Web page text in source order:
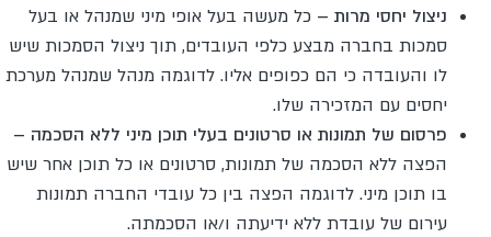
ניצול יחסי מרות – כל מעשה בעל אופי מיני שמנהל או בעל
סמכות בחברה מבצע כלפי העובדים, תוך ניצול הסמכות שיש
לו והעובדה כי הם כפופים אליו. לדוגמה מנהל שמנהל מערכת
יחסים עם המזכירה שלו.
פרסום של תמונות או סרטונים בעלי תוכן מיני ללא הסכמה –
הפצה ללא הסכמה של תמונות, סרטונים או כל תוכן אחר שיש
בו תוכן מיני. לדוגמה הפצה בין כל עובדי החברה תמונות
עירום של עובדת ללא ידיעתה ו/או הסכמתה.